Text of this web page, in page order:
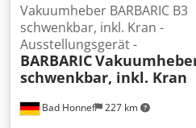
Bad Honnef 227 km
Vakuumheber BARBARIC B3
schwenkbar, inkl. Kran -
Ausstellungsgerät -
BARBARIC
schwenkbar, inkl. Kran